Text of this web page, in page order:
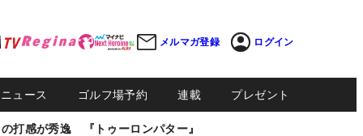
メルマガ登録 ログイン
ュース ゴルフ場予約 連載 プレゼント
打感が秀逸 『トゥーロンパター』